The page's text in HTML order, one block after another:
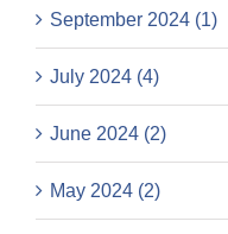
September 2024 (1)
July 2024 (4)
June 2024 (2)
May 2024 (2)